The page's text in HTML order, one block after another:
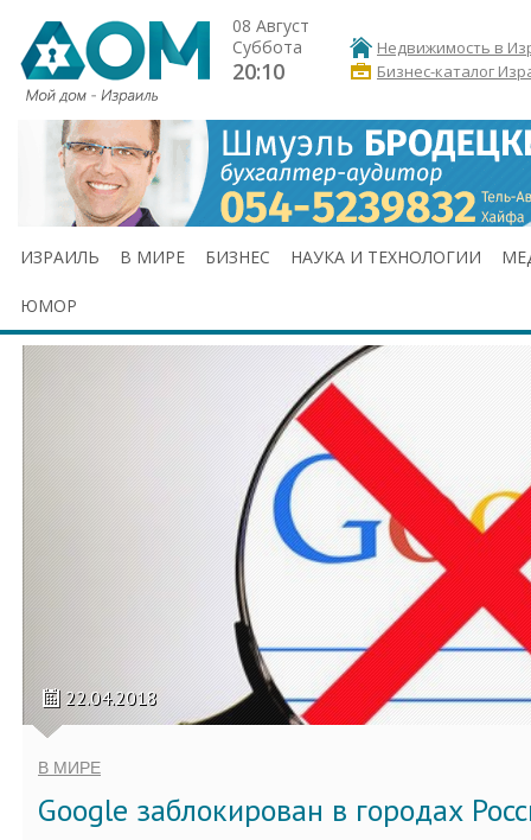
08 Август
Суббота
20:10
Недвижимость в
Бизнес-каталог
ИЗРАИЛЬ В МИРЕ БИЗНЕС НАУКА И ТЕХНОЛОГИИ
ЮМОР
22.04.2018
В МИРЕ
Google заблокирован в городах